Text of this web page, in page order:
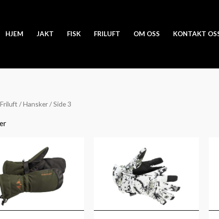
HJEM JAKT FISK FRILUFT OM OSS KONTAKT
Friluft /Hansker/ Side 3